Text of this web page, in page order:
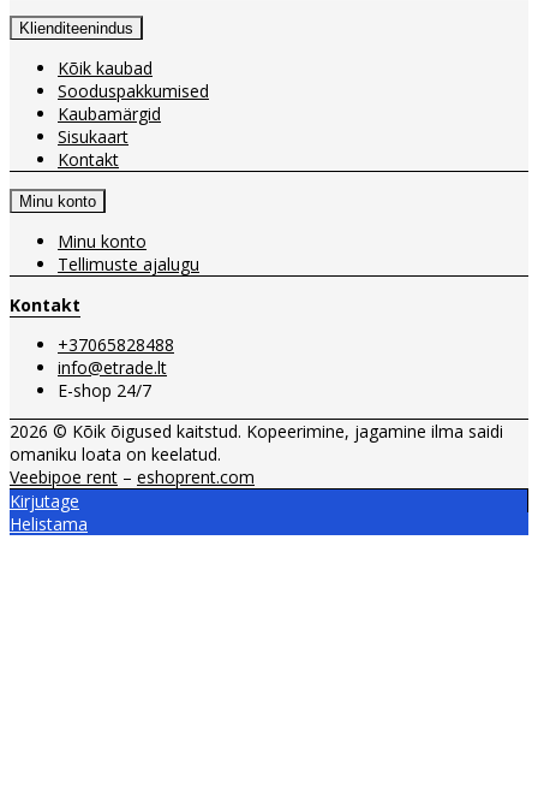
Klienditeenindus
Kõik kaubad
Sooduspakkumised
Kaubamärgid
Sisukaart
Kontakt
Minu konto
Minu konto
Tellimuste ajalugu
Kontakt
+37065828488
info@etrade.lt
E-shop 24/7
2026 © Kõik õigused kaitstud. Kopeerimine, jagamine ilma saidi
omaniku loata on keelatud.
Veebipoe rent – eshoprent.com
Kirjutage
Helistama